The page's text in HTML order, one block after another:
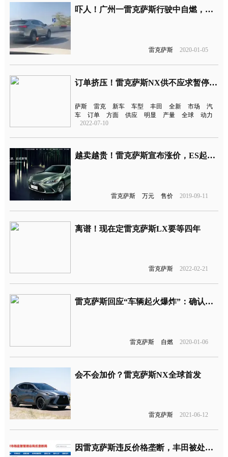
吓人！广州一雷克萨斯行驶中自燃，连续爆炸起火直至烧毁
雷克萨斯 2020-01-05
​订单挤压！雷克萨斯NX供不应求暂停订单
萨斯 雷克 新车 车型 丰田 全新 市场
汽
车
订单 方面 供应 明显 产量 全球
动力
2022-07-10
越卖越贵！雷克萨斯宣布涨价，ES起售价提高至29万
雷克萨斯 万元 售价 2019-09-11
离谱！现在定雷克萨斯LX要等四年
雷克萨斯 2022-02-21
雷克萨斯回应“车辆起火爆炸”：确认不是混合动力车型
雷克萨斯 自燃 2020-01-06
会不会加价？雷克萨斯NX全球首发
雷克萨斯 2021-06-12
因雷克萨斯违反价格垄断，丰田被处以8700万元罚款